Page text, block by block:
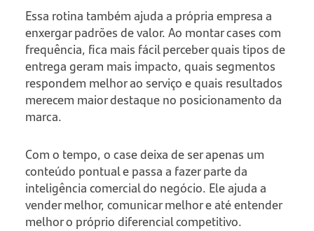
Essa rotina também ajuda a própria empresa a
enxergar padrões de valor. Ao montar cases com
frequência, fica mais fácil perceber quais tipos de
entrega geram mais impacto, quais segmentos
respondem melhor ao serviço e quais resultados
merecem maior destaque no posicionamento da
marca.
Com o tempo, o case deixa de ser apenas um
conteúdo pontual e passa a fazer parte da
inteligência comercial do negócio. Ele ajuda a
vender melhor, comunicar melhor e até entender
melhor o próprio diferencial competitivo.